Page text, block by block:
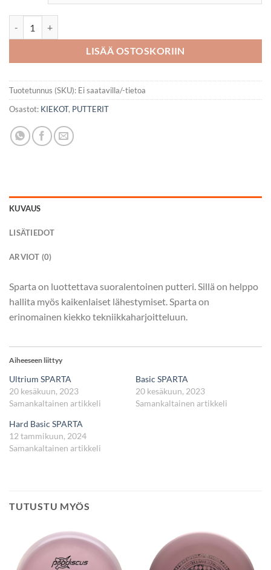
LISÄÄ OSTOSKORIIN
Tuotetunnus (SKU): Ei saatavilla/-tietoa
Osastot: KIEKOT, PUTTERIT
KUVAUS
LISÄTIEDOT
ARVIOT (0)
Sparta on luottettava suoralentoinen putteri. Sillä on helppo
hallita myös kaikenlaiset lähestymiset. Sparta on
erinomainen kiekko tekniikkaharjoitteluun.
Aiheeseen liittyy
Ultrium SPARTA
20 kesäkuun, 2023
Samankaltainen artikkeli
Basic SPARTA
20 kesäkuun, 2023
Samankaltainen artikkeli
Hard Basic SPARTA
12 tammikuun, 2024
Samankaltainen artikkeli
TUTUSTU MYÖS